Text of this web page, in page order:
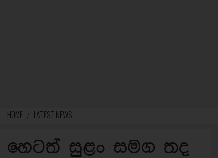
HOME LATEST NEWS
හෙටත් සුළං සමග තද